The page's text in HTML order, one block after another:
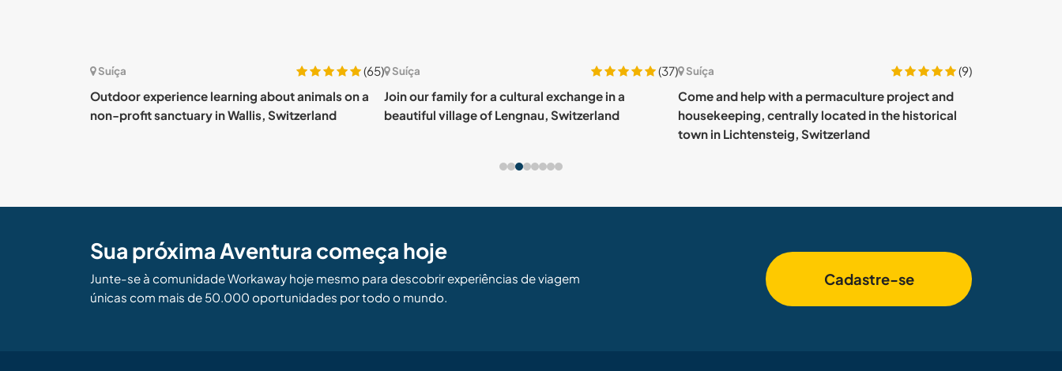
Suíça
(65)
Outdoor experience learning about animals on a
non-profit sanctuary in Wallis, Switzerland
Suíça
(37)
Join our family for a cultural exchange in a
beautiful village of Lengnau, Switzerland
Suíça
(9)
Come and help with a permaculture project and
housekeeping, centrally located in the historical
town in Lichtensteig, Switzerland
Sua próxima Aventura começa hoje
Junte-se à comunidade Workaway hoje mesmo para descobrir experiências de viagem
únicas com mais de 50.000 oportunidades por todo o mundo.
Cadastre-se